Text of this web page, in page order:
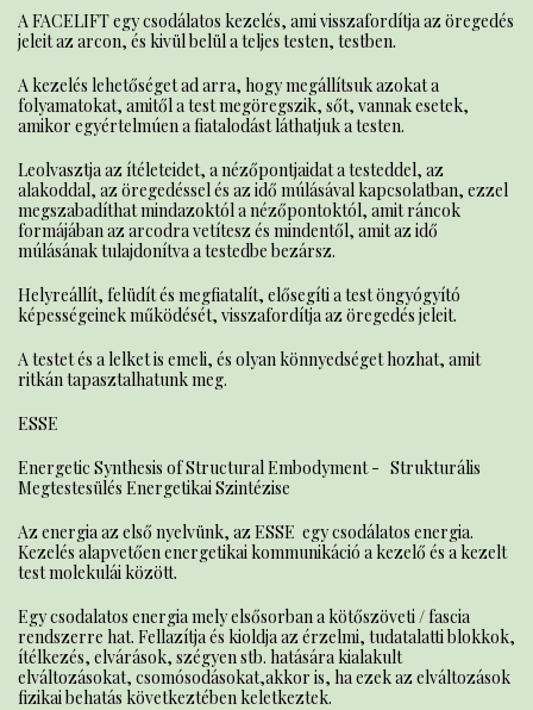
A FACELIFT egy csodálatos kezelés, ami visszafordítja az öregedés
jeleit az arcon, és kivül belül a teljes testen, testben.
A kezelés lehetőséget ad arra, hogy megállítsuk azokat a
folyamatokat, amitől a test megöregszik, sőt, vannak esetek,
amikor egyértelmúen a fiatalodást láthatjuk a testen.
Leolvasztja az ítéleteidet, a nézőpontjaidat a testeddel, az
alakoddal, az öregedéssel és az idő múlásával kapcsolatban, ezzel
megszabadíthat mindazoktól a nézőpontoktól, amit ráncok
formájában az arcodra vetítesz és mindentől, amit az idő
múlásának tulajdonítva a testedbe bezársz.
Helyreállít, felüdít és megfiatalít, elősegíti a test öngyógyító
képességeinek működését, visszafordítja az öregedés jeleit.
A testet és a lelket is emeli, és olyan könnyedséget hozhat, amit
ritkán tapasztalhatunk meg.
ESSE
Energetic Synthesis of Structural Embodyment - Strukturális
Megtestesülés Energetikai Szintézise
Az energia az első nyelvünk, az ESSE egy csodálatos energia.
Kezelés alapvetően energetikai kommunikáció a kezelő és a kezelt
test molekulái között.
Egy csodalatos energia mely elsősorban a kötőszöveti / fascia
rendszerre hat. Fellazítja és kioldja az érzelmi, tudatalatti blokkok,
ítélkezés, elvárások, szégyen stb. hatására kialakult
elváltozásokat, csomósodásokat,akkor is, ha ezek az elváltozások
fizikai behatás következtében keletkeztek.